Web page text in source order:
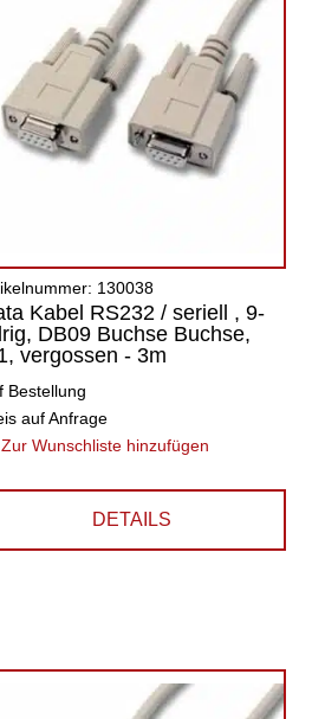
130038
Kabel RS232 / seriell , 9-
DB09 Buchse Buchse,
vergossen - 3m
Bestellung
auf Anfrage
Zur Wunschliste hinzufügen
DETAILS